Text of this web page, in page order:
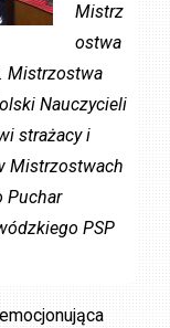
Mistrz
ostwa
Mistrzostwa
Nauczycieli
strażacy i
Mistrzostwach
Puchar
PSP